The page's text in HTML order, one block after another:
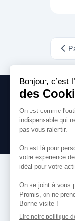
toute
Comment
Paiement